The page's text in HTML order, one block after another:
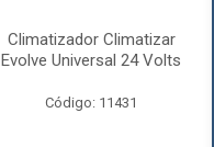
Climatizador Climatizar
Evolve Universal 24 Volts
Código: 11431